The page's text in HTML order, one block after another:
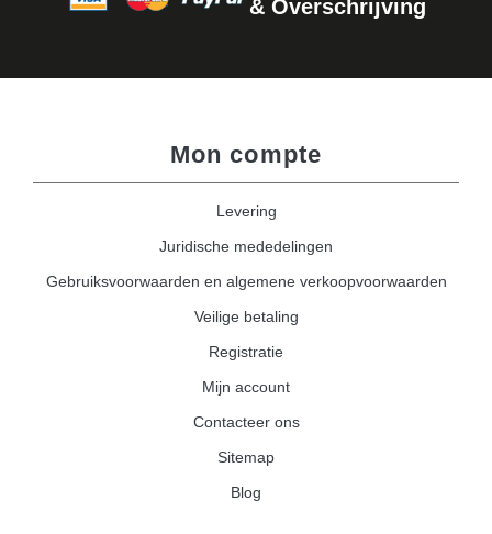
& Overschrijving
Mon compte
Levering
Juridische mededelingen
Gebruiksvoorwaarden en algemene verkoopvoorwaarden
Veilige betaling
Registratie
Mijn account
Contacteer ons
Sitemap
Blog